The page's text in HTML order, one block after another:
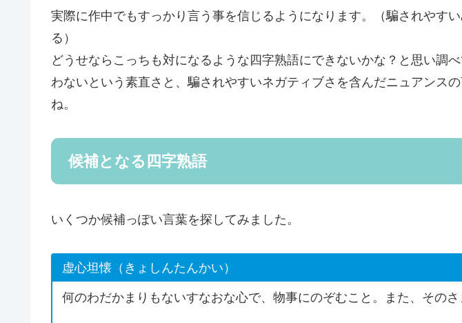
実際に作中でもすっかり言う事を信じるようになります。（騙されやす
る）
どうせならこっちも対になるような四字熟語にできないかな？と思い調
わないという素直さと、騙されやすいネガティブさを含んだニュアンス
ね。
候補となる四字熟語
いくつか候補っぽい言葉を探してみました。
虚心坦懐（きょしんたんかい）
何のわだかまりもないすなおな心で、物事にのぞむこと。また、そのさ